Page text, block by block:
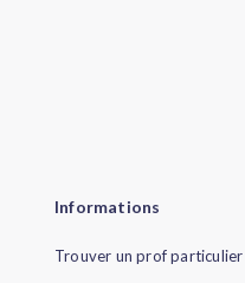
Informations
Trouver un prof particulier